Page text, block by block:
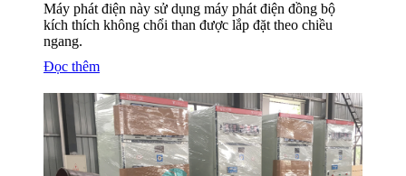
Máy phát điện này sử dụng máy phát điện đồng bộ
kích thích không chổi than được lắp đặt theo chiều
ngang.
Đọc thêm